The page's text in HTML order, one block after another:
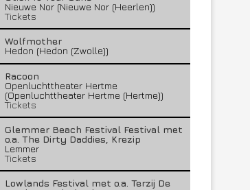
Nieuwe Nor (Nieuwe Nor (Heerlen))
Tickets
Wolfmother
Hedon (Hedon (Zwolle))
Racoon
Openluchttheater Hertme
(Openluchttheater Hertme (Hertme))
Tickets
Glemmer Beach Festival Festival met
o.a. The Dirty Daddies, Krezip
Lemmer
Tickets
Lowlands Festival met o.a. Terzij De